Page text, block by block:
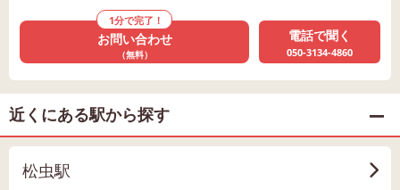
1分で完了！
お問い合わせ
（無料）
電話で聞く
050-3134-4860
近くにある駅から探す
松虫駅